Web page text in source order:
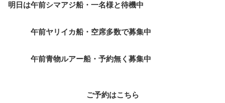
明日は午前シマアジ船・一名様と待機中
午前ヤリイカ船・空席多数で募集中
午前青物ルアー船・予約無く募集中
ご予約はこちら